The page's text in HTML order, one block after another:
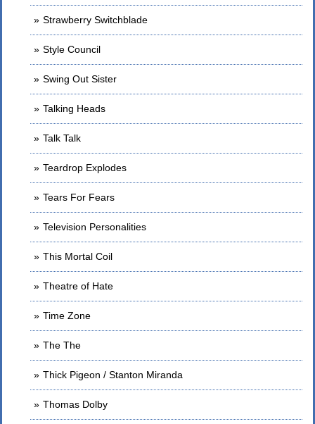
Strawberry Switchblade
Style Council
Swing Out Sister
Talking Heads
Talk Talk
Teardrop Explodes
Tears For Fears
Television Personalities
This Mortal Coil
Theatre of Hate
Time Zone
The The
Thick Pigeon / Stanton Miranda
Thomas Dolby